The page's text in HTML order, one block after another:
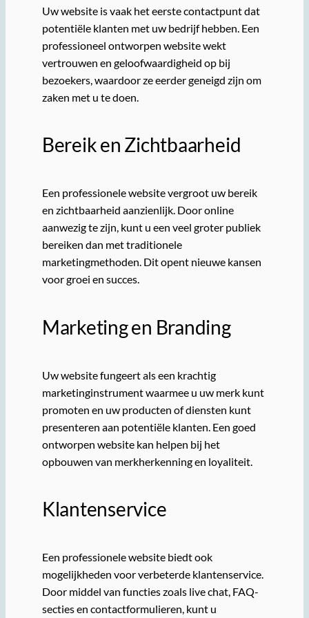
Uw website is vaak het eerste contactpunt dat
potentiële klanten met uw bedrijf hebben. Een
professioneel ontworpen website wekt
vertrouwen en geloofwaardigheid op bij
bezoekers, waardoor ze eerder geneigd zijn om
zaken met u te doen.
Bereik en Zichtbaarheid
Een professionele website vergroot uw bereik
en zichtbaarheid aanzienlijk. Door online
aanwezig te zijn, kunt u een veel groter publiek
bereiken dan met traditionele
marketingmethoden. Dit opent nieuwe kansen
voor groei en succes.
Marketing en Branding
Uw website fungeert als een krachtig
marketinginstrument waarmee u uw merk kunt
promoten en uw producten of diensten kunt
presenteren aan potentiële klanten. Een goed
ontworpen website kan helpen bij het
opbouwen van merkherkenning en loyaliteit.
Klantenservice
Een professionele website biedt ook
mogelijkheden voor verbeterde klantenservice.
Door middel van functies zoals live chat, FAQ-
secties en contactformulieren, kunt u